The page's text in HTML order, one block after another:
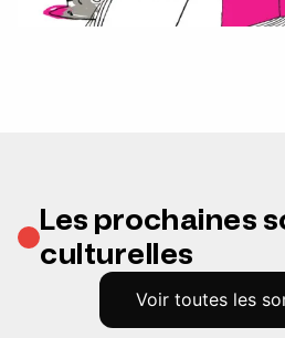
Les prochaines
culturelles
Voir toutes les